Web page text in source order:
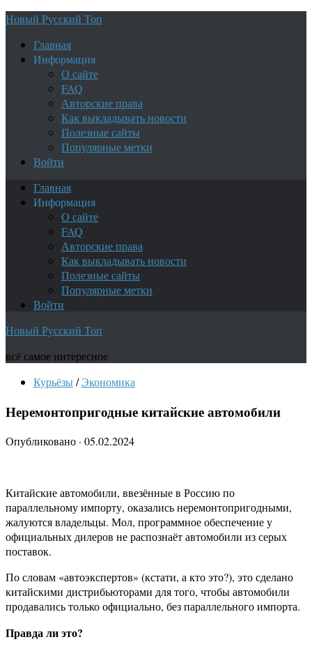
Новый Русский Топ
Главная
Информация
О сайте
FAQ
Авторские права
Как выкладывать новости
Полезные сайты
Популярные метки
Войти
Главная
Информация
О сайте
FAQ
Авторские права
Как выкладывать новости
Полезные сайты
Популярные метки
Войти
Новый Русский Топ
всё самое интересное
Курьёзы/ Экономика
Неремонтопригодные китайские автомобили
Опубликовано · 05.02.2024
Китайские автомобили, ввезённые в Россию по
параллельному импорту, оказались неремонтопригодными,
жалуются владельцы. Мол, программное обеспечение у
официальных дилеров не распознаёт автомобили из серых
поставок.
По словам «автоэкспертов» (кстати, а кто это?), это сделано
китайскими дистрибьюторами для того, чтобы автомобили
продавались только официально, без параллельного импорта.
Правда ли это?